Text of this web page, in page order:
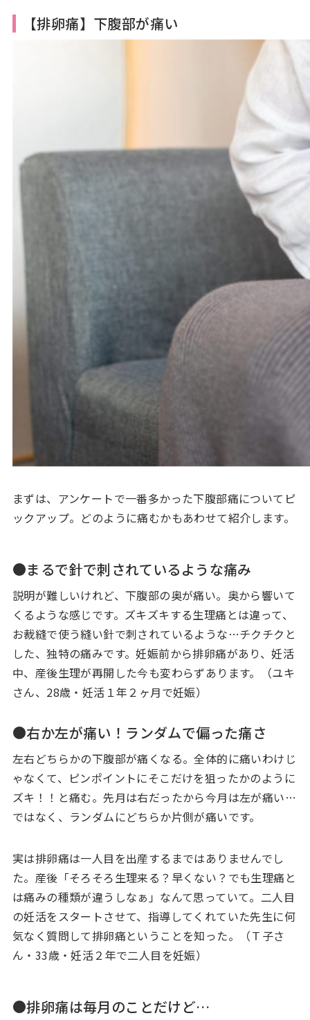
【排卵痛】下腹部が痛い
まずは、アンケートで一番多かった下腹部痛についてピ
ックアップ。どのように痛むかもあわせて紹介します。
●まるで針で刺されているような痛み
説明が難しいけれど、下腹部の奥が痛い。奥から響いて
くるような感じです。ズキズキする生理痛とは違って、
お裁縫で使う縫い針で刺されているような…チクチクと
した、独特の痛みです。妊娠前から排卵痛があり、妊活
中、産後生理が再開した今も変わらずあります。（ユキ
さん、28歳・妊活１年２ヶ月で妊娠）
●右か左が痛い！ランダムで偏った痛さ
左右どちらかの下腹部が痛くなる。全体的に痛いわけじ
ゃなくて、ピンポイントにそこだけを狙ったかのように
ズキ！！と痛む。先月は右だったから今月は左が痛い…
ではなく、ランダムにどちらか片側が痛いです。
実は排卵痛は一人目を出産するまではありませんでし
た。産後「そろそろ生理来る？早くない？でも生理痛と
は痛みの種類が違うしなぁ」なんて思っていて。二人目
の妊活をスタートさせて、指導してくれていた先生に何
気なく質問して排卵痛ということを知った。（Ｔ子さ
ん・33歳・妊活２年で二人目を妊娠）
●排卵痛は毎月のことだけど…